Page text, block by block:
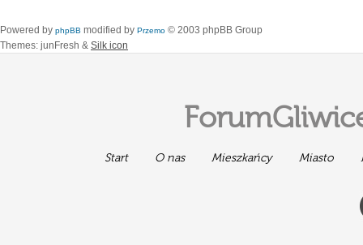
Powered by phpBB modified by Przemo © 2003 phpBB Group
Themes: junFresh & Silk icon
Start O nas Mieszkańcy Miasto